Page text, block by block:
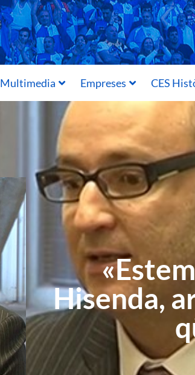
Multimedia Empreses CES
Hisenda,